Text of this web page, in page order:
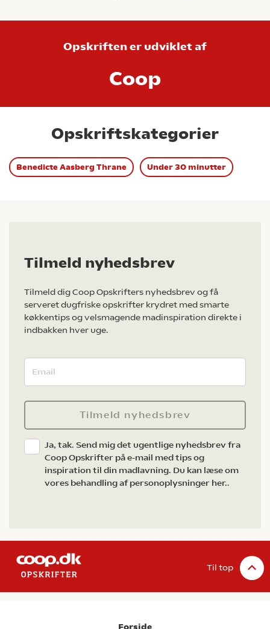
Opskriften er udviklet af
Coop
Opskriftskategorier
Benedicte Aasberg Thrane Under 30 minutter
Tilmeld nyhedsbrev
Tilmeld dig Coop Opskrifters nyhedsbrev og få
serveret dugfriske opskrifter krydret med smarte
køkkentips og velsmagende madinspiration direkte i
indbakken hver uge.
Tilmeld nyhedsbrev
Ja, tak. Send mig det ugentlige nyhedsbrev fra
Coop Opskrifter på e-mail med tips og
inspiration til din madlavning. Du kan læse om
vores behandling af personoplysninger her..
Til top